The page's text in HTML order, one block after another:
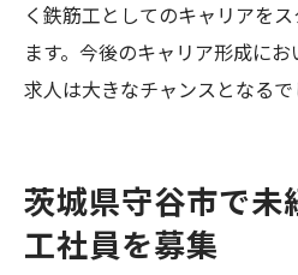
鉄筋工社員に未経験
備
未経験から守谷市で
ための情報
く鉄筋工としてのキャリアを
ます。今後のキャリア形成に
求人は大きなチャンスとなるで
茨城県守谷市で未
工社員を募集